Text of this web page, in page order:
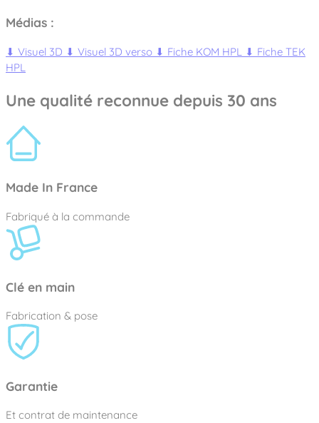
Médias :
⬇ Visuel 3D ⬇ Visuel 3D verso ⬇ Fiche KOM HPL ⬇ Fiche TEK
HPL
Une qualité reconnue depuis 30 ans
Made In France
Fabriqué à la commande
Clé en main
Fabrication & pose
Garantie
Et contrat de maintenance